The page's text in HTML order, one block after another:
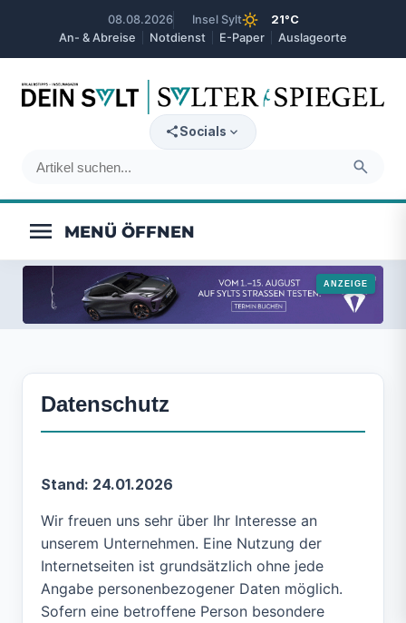
08.08.2026 Insel Syltsunny
21°C
An- & Abreise
Notdienst E-Paper Auslageorte
search
Socials expand_more
menu
Datenschutz
Stand: 24.01.2026
Wir freuen uns sehr über Ihr Interesse an
unserem Unternehmen. Eine Nutzung der
Internetseiten ist grundsätzlich ohne jede
Angabe personenbezogener Daten möglich.
Sofern eine betroffene Person besondere